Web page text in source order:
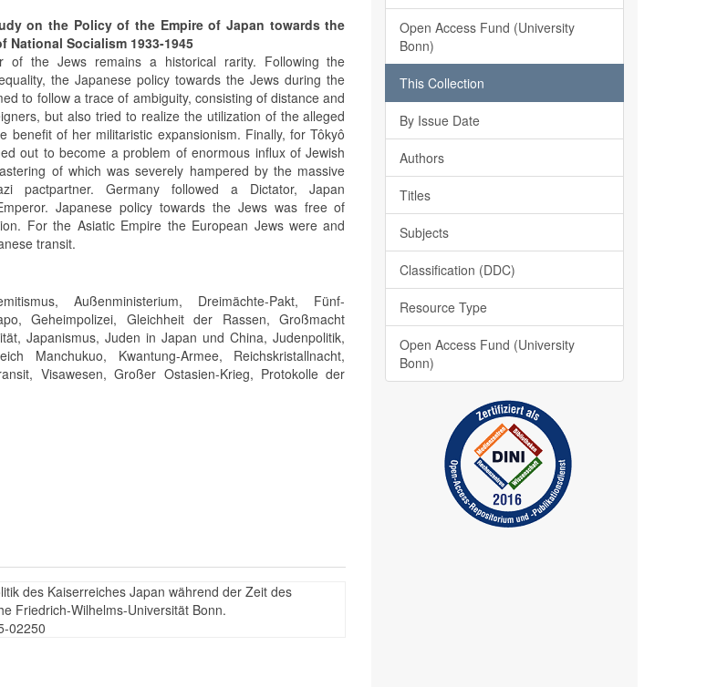
on the Policy of the Empire of Japan towards the
National Socialism 1933-1945
of the Jews remains a historical rarity. Following the
the Japanese policy towards the Jews during the
to follow a trace of ambiguity, consisting of distance and
but also tried to realize the utilization of the alleged
benefit of her militaristic expansionism. Finally, for Tôkyô
out to become a problem of enormous influx of Jewish
of which was severely hampered by the massive
pactpartner. Germany followed a Dictator, Japan
Japanese policy towards the Jews was free of
For the Asiatic Empire the European Jews were and
transit.
Außenministerium, Dreimächte-Pakt, Fünf-
Geheimpolizei, Gleichheit der Rassen, Großmacht
Japanismus, Juden in Japan und China, Judenpolitik,
Manchukuo, Kwantung-Armee, Reichskristallnacht,
Visawesen, Großer Ostasien-Krieg, Protokolle der
des Kaiserreiches Japan während der Zeit des
Friedrich-Wilhelms-Universität Bonn.
02250
Open Access Fund (University
Bonn)
This Collection
By Issue Date
Authors
Titles
Subjects
Classification (DDC)
Resource Type
Open Access Fund (University
Bonn)